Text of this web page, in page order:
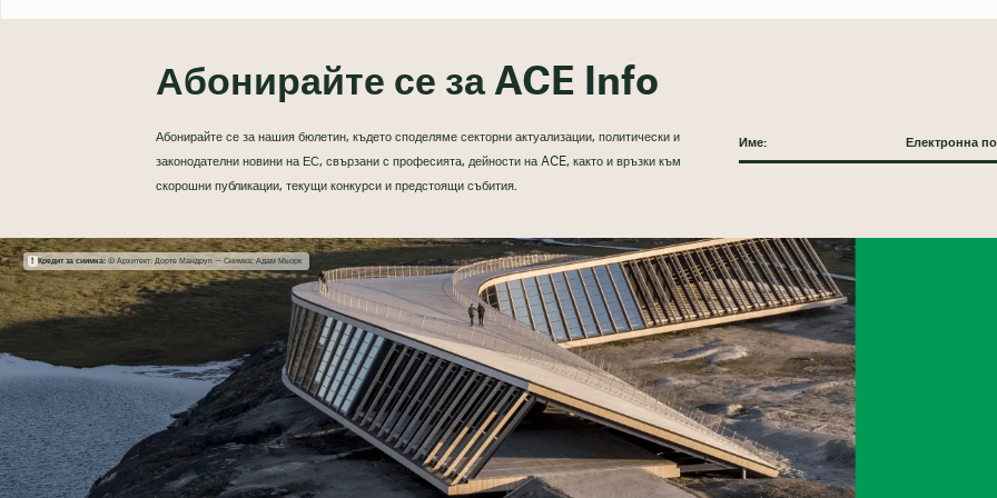
Абонирайте се за ACE Info
Абонирайте се за нашия бюлетин, където споделяме секторни актуализации, политически и
законодателни новини на ЕС, свързани с професията, дейности на ACE, както и връзки към
скорошни публикации, текущи конкурси и предстоящи събития.
Кредит за снимка:© Архитект: Дорте Мандруп — Снимка: Адам Мьорк